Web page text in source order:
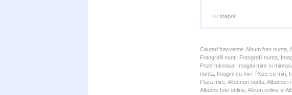
<< Inapoi
Cautari frecvente: Album foto nunta,
Fotografii nunti, Fotografii nunta,
Poze mireasa, Imagini mire si
nunta, Imagini cu miri, Poze cu miri,
Poza mire, Albumuri nunta, Albumuri
Albume foto online, Album online si